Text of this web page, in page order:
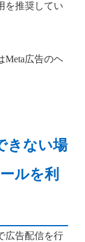
を推奨してい
Meta広告のヘ
きない場
ルを利
広告配信を行